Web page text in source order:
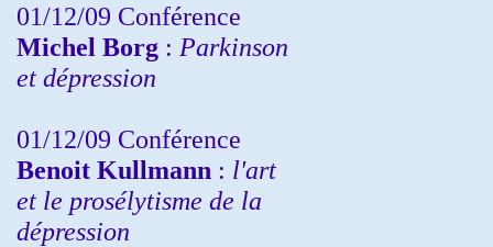
01/12/09 Conférence
Michel Borg : Parkinson
et dépression
01/12/09 Conférence
Benoit Kullmann : l'art
et le prosélytisme de la
dépression